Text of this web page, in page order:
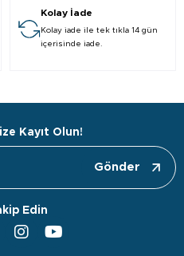
Kolay İade
Kolay iade ile tek tıkla 14 gün
içerisinde iade.
Kayıt Olun!
Gönder
Edin